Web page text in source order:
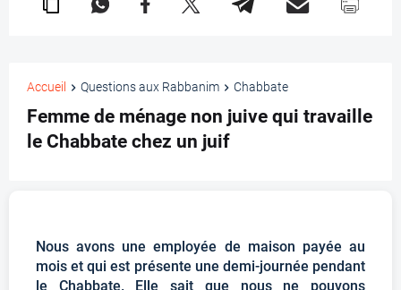
Accueil Questions aux Rabbanim Chabbate
Femme de ménage non juive qui travaille
le Chabbate chez un juif
Nous avons une employée de maison payée au
mois et qui est présente une demi-journée pendant
le Chabbate. Elle sait que nous ne pouvons